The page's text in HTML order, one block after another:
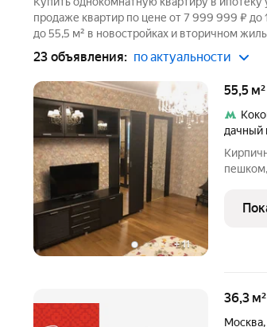
продаже квартир по цене от 7 999 999 ₽
до 55,5 м² в новостройках и вторичном
23 объявления: по актуальности
+11
55,5
дачный
на
детская
36,3
Москва,